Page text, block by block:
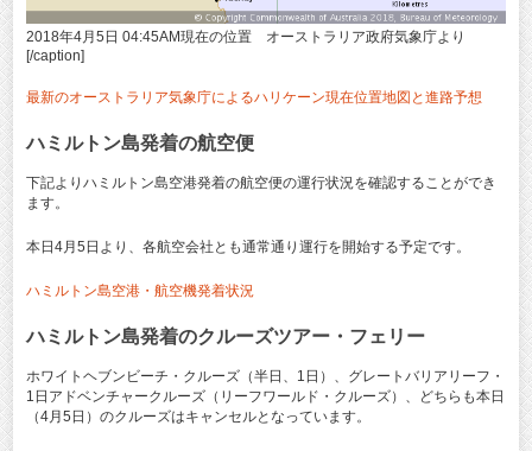
2018年4月5日 04:45AM現在の位置 オーストラリア政府気象庁より
[/caption]
最新のオーストラリア気象庁によるハリケーン現在位置地図と進路予想
ハミルトン島発着の航空便
下記よりハミルトン島空港発着の航空便の運行状況を確認することができ
ます。
本日4月5日より、各航空会社とも通常通り運行を開始する予定です。
ハミルトン島空港・航空機発着状況
ハミルトン島発着のクルーズツアー・フェリー
ホワイトヘブンビーチ・クルーズ（半日、1日）、グレートバリアリーフ・
1日アドベンチャークルーズ（リーフワールド・クルーズ）、どちらも本日
（4月5日）のクルーズはキャンセルとなっています。